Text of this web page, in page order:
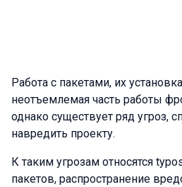
Работа с пакетами, их
неотъемлемая часть работы
однако существует ряд угроз,
навредить проекту.
К таким угрозам относятся
пакетов, распространение